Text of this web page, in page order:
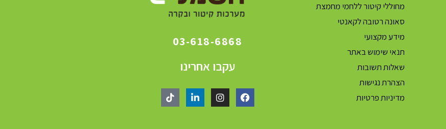
מחוללי קיטור ללחמי מחמצת
סאונה רטובה לקאנטי
מידע מקצועי
תנאי שימוש באתר
שאלות תשובות
הצהרת נגישות
מדיניות פרטיות
03-618-6868
עקבו אחרינו